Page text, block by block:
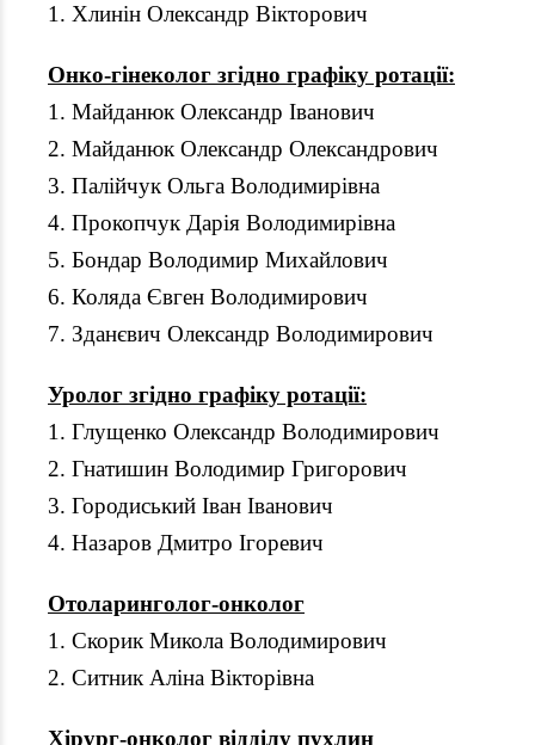
1. Хлинін Олександр Вікторович
Онко-гінеколог згідно графіку ротації:
1. Майданюк Олександр Іванович
2. Майданюк Олександр Олександрович
3. Палійчук Ольга Володимирівна
4. Прокопчук Дарія Володимирівна
5. Бондар Володимир Михайлович
6. Коляда Євген Володимирович
7. Зданєвич Олександр Володимирович
Уролог згідно графіку ротації:
1. Глущенко Олександр Володимирович
2. Гнатишин Володимир Григорович
3. Городиський Іван Іванович
4. Назаров Дмитро Ігоревич
Отоларинголог-онколог
1. Скорик Микола Володимирович
2. Ситник Аліна Вікторівна
Хірург-онколог відділу пухлин